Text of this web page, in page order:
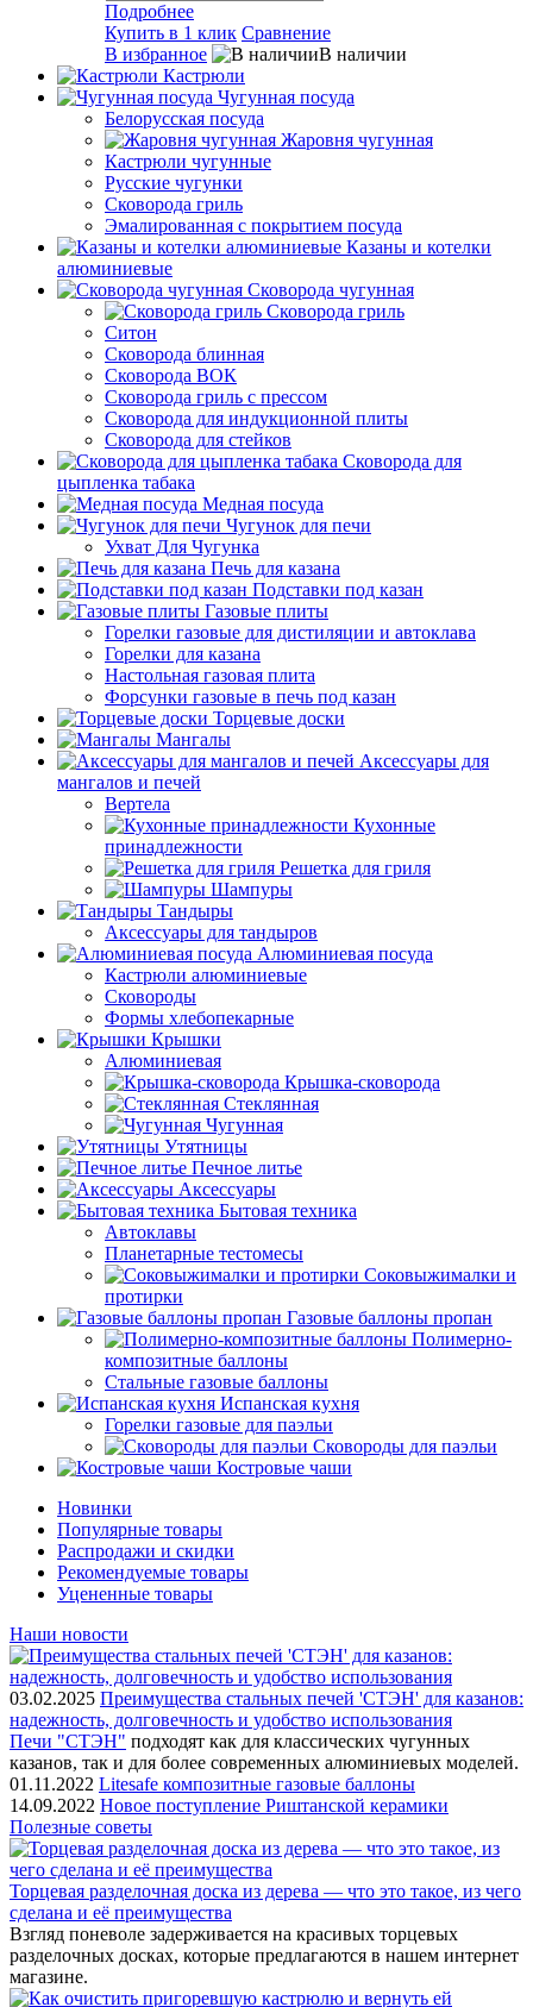
Подробнее
Купить в 1 клик Сравнение
В избранное
В наличии
Кастрюли
Чугунная посуда
Белорусская посуда
Жаровня чугунная
Кастрюли чугунные
Русские чугунки
Сковорода гриль
Эмалированная с покрытием посуда
Казаны и котелки
алюминиевые
Сковорода чугунная
Сковорода гриль
Ситон
Сковорода блинная
Сковорода ВОК
Сковорода гриль с прессом
Сковорода для индукционной плиты
Сковорода для стейков
Сковорода для
цыпленка табака
Медная посуда
Чугунок для печи
Ухват Для Чугунка
Печь для казана
Подставки под казан
Газовые плиты
Горелки газовые для дистиляции и автоклава
Горелки для казана
Настольная газовая плита
Форсунки газовые в печь под казан
Торцевые доски
Мангалы
Аксессуары для
мангалов и печей
Вертела
Кухонные
принадлежности
Решетка для гриля
Шампуры
Тандыры
Аксессуары для тандыров
Алюминиевая посуда
Кастрюли алюминиевые
Сковороды
Формы хлебопекарные
Крышки
Алюминиевая
Крышка-сковорода
Стеклянная
Чугунная
Утятницы
Печное литье
Аксессуары
Бытовая техника
Автоклавы
Планетарные тестомесы
Соковыжималки и
протирки
Газовые баллоны пропан
Полимерно-
композитные баллоны
Стальные газовые баллоны
Испанская кухня
Горелки газовые для паэльи
Сковороды для паэльи
Костровые чаши
Новинки
Популярные товары
Распродажи и скидки
Рекомендуемые товары
Уцененные товары
Наши новости
03.02.2025 Преимущества стальных печей 'СТЭН' для казанов:
надежность, долговечность и удобство использования
Печи "СТЭН" подходят как для классических чугунных
казанов, так и для более современных алюминиевых моделей.
01.11.2022 Litesafe композитные газовые баллоны
14.09.2022 Новое поступление Риштанской керамики
Полезные советы
Торцевая разделочная доска из дерева — что это такое, из чего
сделана и её преимущества
Взгляд поневоле задерживается на красивых торцевых
разделочных досках, которые предлагаются в нашем интернет
магазине.